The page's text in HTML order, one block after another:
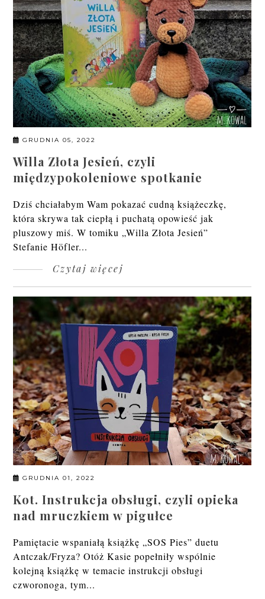
GRUDNIA 05, 2022
Willa Złota Jesień, czyli
międzypokoleniowe spotkanie
Dziś chciałabym Wam pokazać cudną książeczkę,
która skrywa tak ciepłą i puchatą opowieść jak
pluszowy miś. W tomiku „Willa Złota Jesień”
Stefanie Höfler...
Czytaj więcej
GRUDNIA 01, 2022
Kot. Instrukcja obsługi, czyli opieka
nad mruczkiem w pigułce
Pamiętacie wspaniałą książkę „SOS Pies” duetu
Antczak/Fryza? Otóż Kasie popełniły wspólnie
kolejną książkę w temacie instrukcji obsługi
czworonoga, tym...